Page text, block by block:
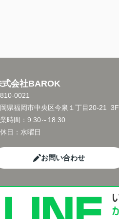
式会社BAROK
0021
県福岡市中央区今泉１丁目20-21 3F
時間： 9:30～18:30
日： 水曜日
お問い合わせ